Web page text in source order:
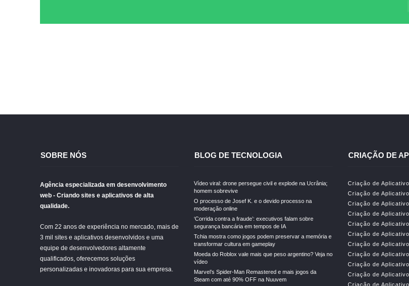
SOBRE NÓS
Agência especializada em desenvolvimento
web - Criando sites e aplicativos de alta
qualidade.
Com 22 anos de experiência no mercado, mais de
3 mil sites e aplicativos desenvolvidos e uma
equipe de desenvolvedores altamente
qualificados, oferecemos soluções
personalizadas e inovadoras para sua empresa.
BLOG DE TECNOLOGIA
Vídeo viral: drone persegue civil e explode na Ucrânia;
homem sobrevive
O processo de Josef K. e o devido processo na
moderação online
‘Corrida contra a fraude’: executivos falam sobre
segurança bancária em tempos de IA
Tchia mostra como jogos podem preservar a memória e
transformar cultura em gameplay
Moeda do Roblox vale mais que peso argentino? Veja no
vídeo
Marvel’s Spider-Man Remastered e mais jogos da
Steam com até 90% OFF na Nuuvem
CRIAÇÃO DE
Criação de
Criação de
Criação de
Criação de
Criação de
Criação de
Criação de
Criação de
Criação de
Criação de
Criação de